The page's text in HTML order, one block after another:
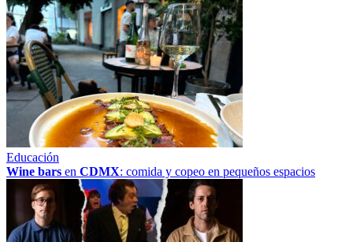
Educación
Wine bars en CDMX: comida y copeo en pequeños espacios